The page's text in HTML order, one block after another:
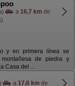
a 16,7 km de
y en primera línea se
de piedra y
Casa del ...
a 17,6 km de